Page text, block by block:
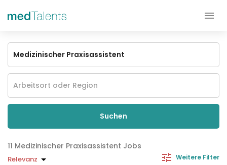
Suchen
Medizinischer Praxisassistent Jobs
Relevanz Weitere Filter